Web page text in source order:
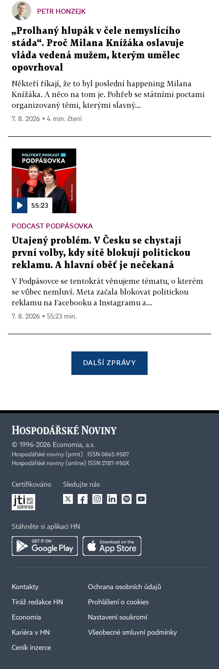
PETR HONZEJK
„Prolhaný hlupák v čele nemyslícího
stáda“. Proč Milana Knížáka oslavuje
vláda vedená mužem, kterým umělec
opovrhoval
Někteří říkají, že to byl poslední happening Milana
Knížáka. A něco na tom je. Pohřeb se státními poctami
organizovaný těmi, kterými slavný...
7. 8. 2026 ▪ 4 min. čtení
55:23
PODCAST PODPÁSOVKA
Utajený problém. V Česku se chystají
první volby, kdy sítě blokují politickou
reklamu. A hlavní oběť je nečekaná
V Podpásovce se tentokrát věnujeme tématu, o kterém
se vůbec nemluví. Meta začala blokovat politickou
reklamu na Facebooku a Instagramu a...
7. 8. 2026 ▪ 55:23 min.
DALŠÍ ZPRÁVY
© 1996-2026 Economia, a.s.
Hospodářské noviny (print) ISSN 0862-9587
Hospodářské noviny (online) ISSN 2787-950X
Certifikováno Sledujte nás
Stáhněte si aplikaci HN
Kontakty
Tiráž redakce HN
Economia
Kariéra v HN
Ceník inzerce
Ochrana osobních údajů
Prohlášení o cookies
Nastavení soukromí
Všeobecné smluvní podmínky